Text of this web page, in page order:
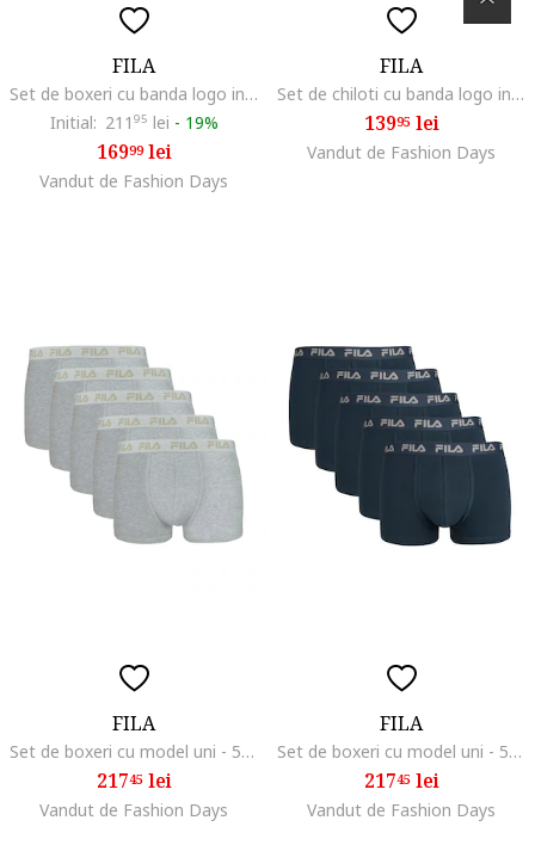
FILA
Set de boxeri cu banda logo in talie - 5 perechi, Alb/Negru/Gri
Initial: 211 95 lei - 19%
16999lei
Vandut de Fashion Days
FILA
Set de chiloti cu banda logo in talie - 3 perechi, Alb/Gri/Bleumarin
13995lei
Vandut de Fashion Days
FILA
Set de boxeri cu model uni - 5 perechi, Gri
21745lei
Vandut de Fashion Days
FILA
Set de boxeri cu model uni - 5 perechi, Albastru
21745lei
Vandut de Fashion Days